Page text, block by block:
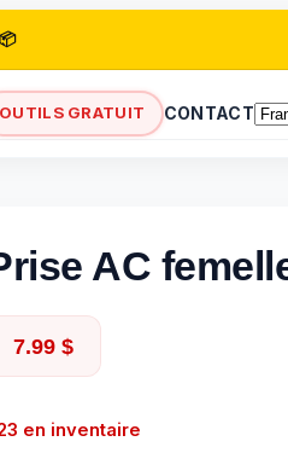
OUTILS GRATUIT CONTACT
AC
7.99 $
en inventaire